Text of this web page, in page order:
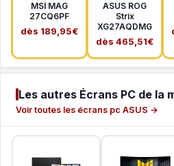
MSI MAG
27CQ6PF
dès 189,95€
ASUS ROG
Strix
XG27AQDMG
dès 465,51€
Les autres Écrans PC de la
Voir toutes les écrans pc ASUS →